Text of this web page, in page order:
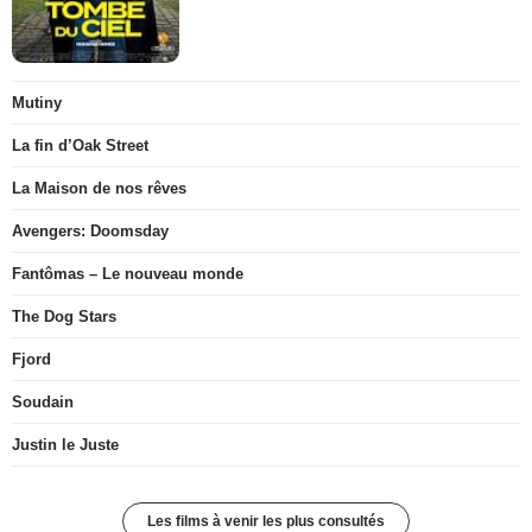
Mutiny
La fin d’Oak Street
La Maison de nos rêves
Avengers: Doomsday
Fantômas – Le nouveau monde
The Dog Stars
Fjord
Soudain
Justin le Juste
Les films à venir les plus consultés